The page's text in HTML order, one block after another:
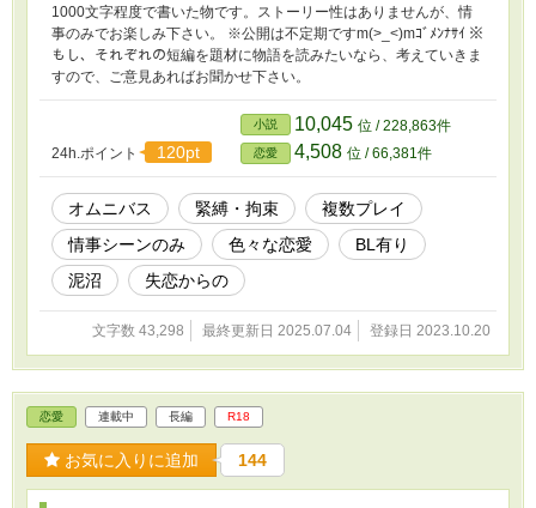
1000文字程度で書いた物です。ストーリー性はありませんが、情
事のみでお楽しみ下さい。 ※公開は不定期ですm(>_<)mｺﾞﾒﾝﾅｻｲ ※
もし、それぞれの短編を題材に物語を読みたいなら、考えていきま
すので、ご意見あればお聞かせ下さい。
24h.ポイント 120pt
小説 10,045 位 / 228,863件
恋愛 4,508 位 / 66,381件
オムニバス 緊縛・拘束
複数プレイ
情事シーンのみ
色々な恋愛
BL有り
泥沼
失恋からの
文字数 43,298 最終更新日 2025.07.04 登録日 2023.10.20
恋愛 連載中 長編 R18
お気に入りに追加 144